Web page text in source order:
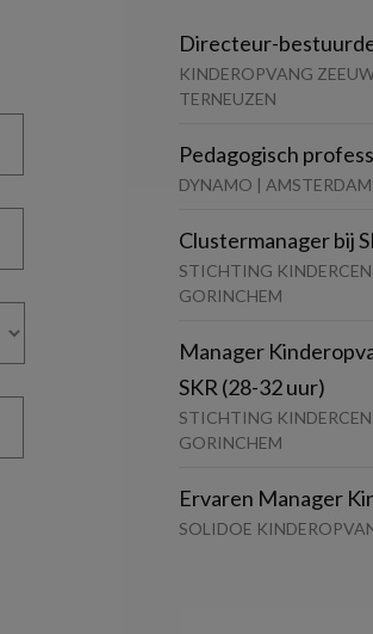
Directeur-
KINDEROPVANG
TERNEUZEN
Pedagogisch
DYNAMO | AMSTERDAM
Clustermanager bij
STICHTING
GORINCHEM
Manager
SKR (28-32 uur)
STICHTING
GORINCHEM
Ervaren Manager
SOLIDOE